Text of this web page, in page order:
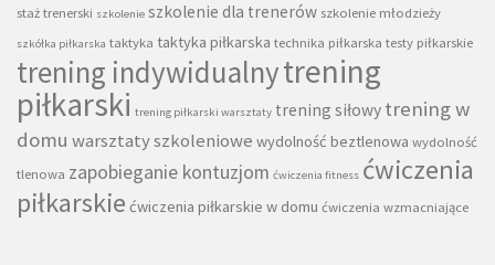
staż trenerski szkolenie szkolenie dla trenerów szkolenie młodzieży
szkółka piłkarska taktyka taktyka piłkarska technika piłkarska testy piłkarskie
trening indywidualnytrening
piłkarski trening piłkarski warsztaty trening siłowy trening w
domu warsztaty szkoleniowe wydolność beztlenowa wydolność
tlenowa zapobieganie kontuzjom ćwiczenia fitness ćwiczenia
piłkarskie ćwiczenia piłkarskie w domu ćwiczenia wzmacniające